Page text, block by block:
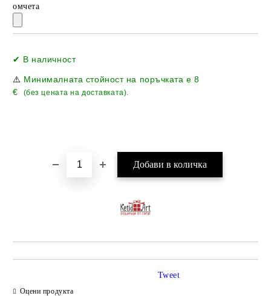
омчета
✔ В наличност
⚠️ Минималната стойност на поръчката е8
€
(без цената на доставката).
Оцени продукта
Tweet